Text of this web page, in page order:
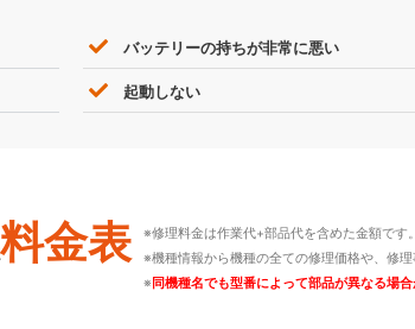
バッテリーの持ちが非常に悪い
起動しない
料金表
※修理料金は作業代+部品代を含めた金額です。
※機種情報から機種の全ての修理価格や、修理
※ 同機種名でも型番によって部品が異なる場合